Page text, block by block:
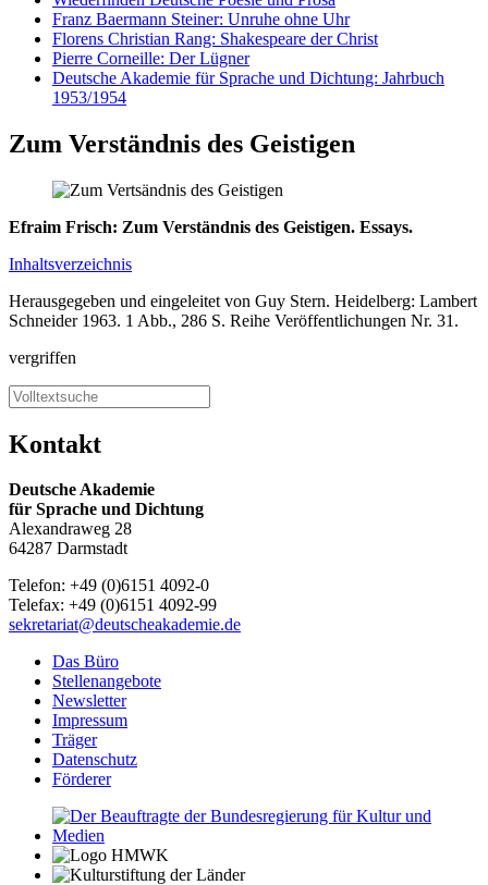
Franz Baermann Steiner: Unruhe ohne Uhr
Florens Christian Rang: Shakespeare der Christ
Pierre Corneille: Der Lügner
Deutsche Akademie für Sprache und Dichtung: Jahrbuch
1953/1954
Zum Verständnis des Geistigen
Efraim Frisch: Zum Verständnis des Geistigen. Essays.
Inhaltsverzeichnis
Herausgegeben und eingeleitet von Guy Stern. Heidelberg: Lambert
Schneider 1963. 1 Abb., 286 S. Reihe Veröffentlichungen Nr. 31.
vergriffen
Kontakt
Deutsche Akademie
für Sprache und Dichtung
Alexandraweg 28
64287 Darmstadt
Telefon: +49 (0)6151 4092-0
Telefax: +49 (0)6151 4092-99
sekretariat@deutscheakademie.de
Das Büro
Stellenangebote
Newsletter
Impressum
Träger
Datenschutz
Förderer